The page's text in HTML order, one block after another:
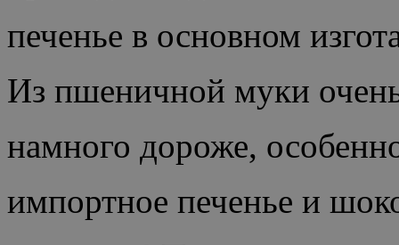
печенье в основном
Из пшеничной муки
намного дороже,
импортное печенье и